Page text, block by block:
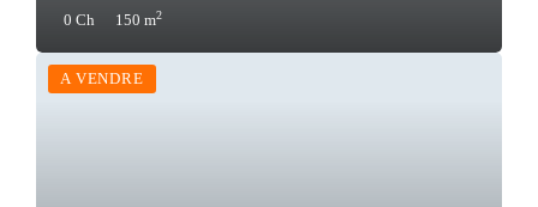
0 Ch 150 m2
A VENDRE